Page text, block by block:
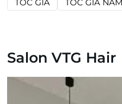
TÓC GIẢ TÓC GIẢ NAM
Salon VTG Hair